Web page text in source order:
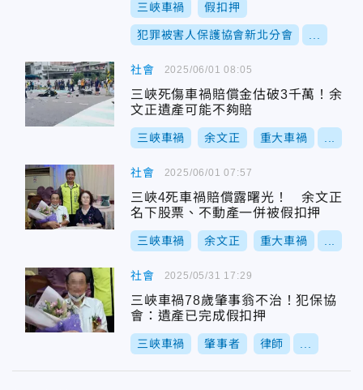
三峽車禍 假扣押
犯罪被害人保護協會新北分會
社會
三峽死傷車禍賠償金估破3千萬！余
文正遺產可能不夠賠
三峽車禍 余文正 重大車禍
2025/06/01 08:05
社會
三峽4死車禍賠償露曙光！ 余文正
名下股票、不動產一併被假扣押
三峽車禍 余文正 重大車禍
2025/06/01 07:57
社會
三峽車禍78歲肇事翁不治！犯保協
會：遺產已完成假扣押
三峽車禍 肇事者 律師
2025/05/31 17:29